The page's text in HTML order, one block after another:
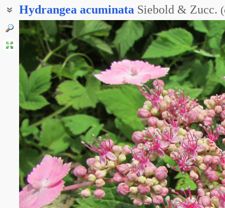
Hydrangea acuminata Siebold & Zucc. (